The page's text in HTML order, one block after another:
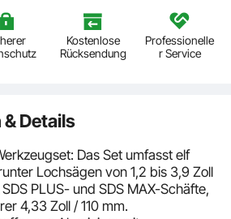
Kostenlose
Rücksendung
Professionelle
r Service
Details
Das Set umfasst elf
Lochsägen von 1,2 bis 3,9 Zoll
PLUS- und SDS MAX-Schäfte,
4,33 Zoll / 110 mm.